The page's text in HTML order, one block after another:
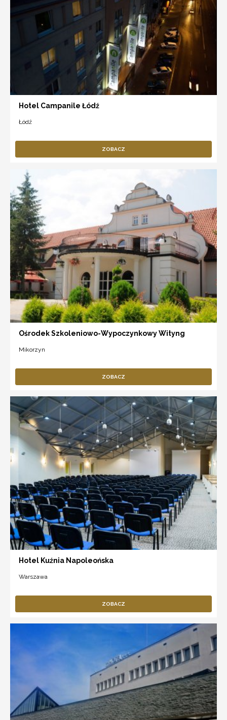
Hotel Campanile Łódź
Łódź
ZOBACZ
Ośrodek Szkoleniowo-Wypoczynkowy Wityng
Mikorzyn
ZOBACZ
Hotel Kuźnia Napoleońska
Warszawa
ZOBACZ